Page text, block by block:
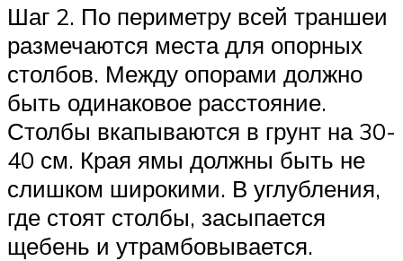
Шаг 2. По периметру всей траншеи
размечаются места для опорных
столбов. Между опорами должно
быть одинаковое расстояние.
Столбы вкапываются в грунт на 30-
40 см. Края ямы должны быть не
слишком широкими. В углубления,
где стоят столбы, засыпается
щебень и утрамбовывается.